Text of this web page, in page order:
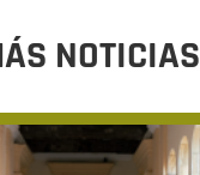
NOTICIAS